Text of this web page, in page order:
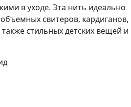
в уходе. Эта нить идеально
свитеров, кардиганов,
стильных детских вещей и